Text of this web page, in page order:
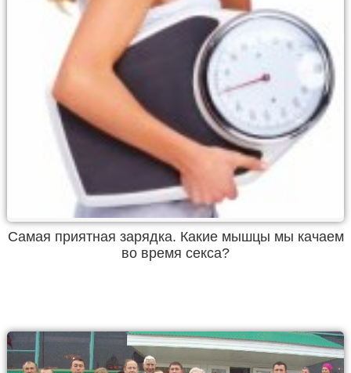
Самая приятная зарядка. Какие мышцы мы качаем
во время секса?